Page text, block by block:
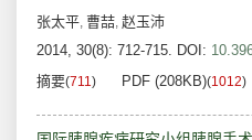
张太平, 曹喆, 赵玉沛
2014, 30(8): 712-715. DOI:
摘要(711) PDF (208KB)(1012)